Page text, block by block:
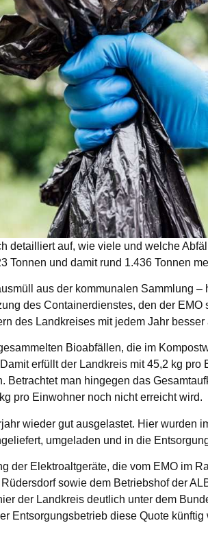
auf, wie viele und welche
und damit rund 1.436 Tonnen
aus der kommunalen Sammlung
des Containerdienstes, den der
des Landkreises mit jedem Jahr besser
Bioabfällen, die im
erfüllt der Landkreis mit 45,2 kg
man hingegen das
pro Einwohner noch nicht erreicht wird.
wieder gut ausgelastet. Hier wurden
umgeladen und in die
der Elektroaltgeräte, die vom EMO im
sowie dem Betriebshof der
der Landkreis deutlich unter dem
Entsorgungsbetrieb diese Quote